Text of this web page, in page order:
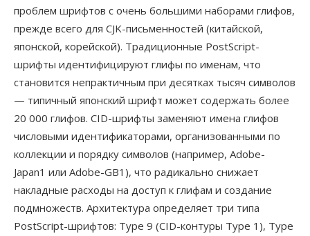
проблем шрифтов с очень большими наборами глифов,
прежде всего для CJK-письменностей (китайской,
японской, корейской). Традиционные PostScript-
шрифты идентифицируют глифы по именам, что
становится непрактичным при десятках тысяч символов
— типичный японский шрифт может содержать более
20 000 глифов. CID-шрифты заменяют имена глифов
числовыми идентификаторами, организованными по
коллекции и порядку символов (например, Adobe-
Japan1 или Adobe-GB1), что радикально снижает
накладные расходы на доступ к глифам и создание
подмножеств. Архитектура определяет три типа
PostScript-шрифтов: Type 9 (CID-контуры Type 1), Type